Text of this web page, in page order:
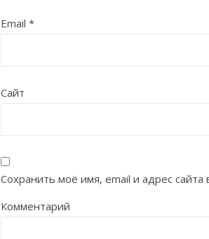
Email *
Сайт
Сохранить моё имя, email и адрес
Комментарий